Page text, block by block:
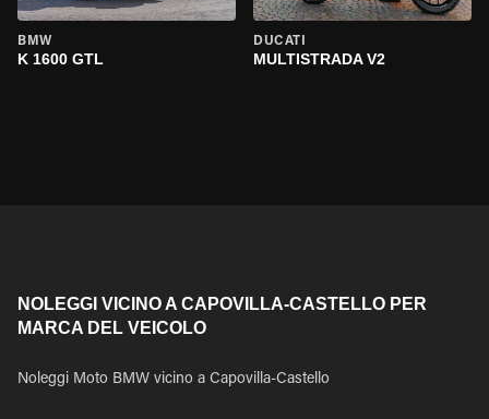
BMW
K 1600 GTL
DUCATI
MULTISTRADA V2
NOLEGGI VICINO A CAPOVILLA-CASTELLO PER
MARCA DEL VEICOLO
Noleggi Moto BMW vicino a Capovilla-Castello